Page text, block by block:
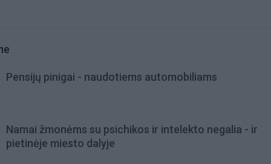
Pensijų pinigai - naudotiems automobiliams
Namai žmonėms su psichikos ir intelekto negalia - ir
pietinėje miesto dalyje